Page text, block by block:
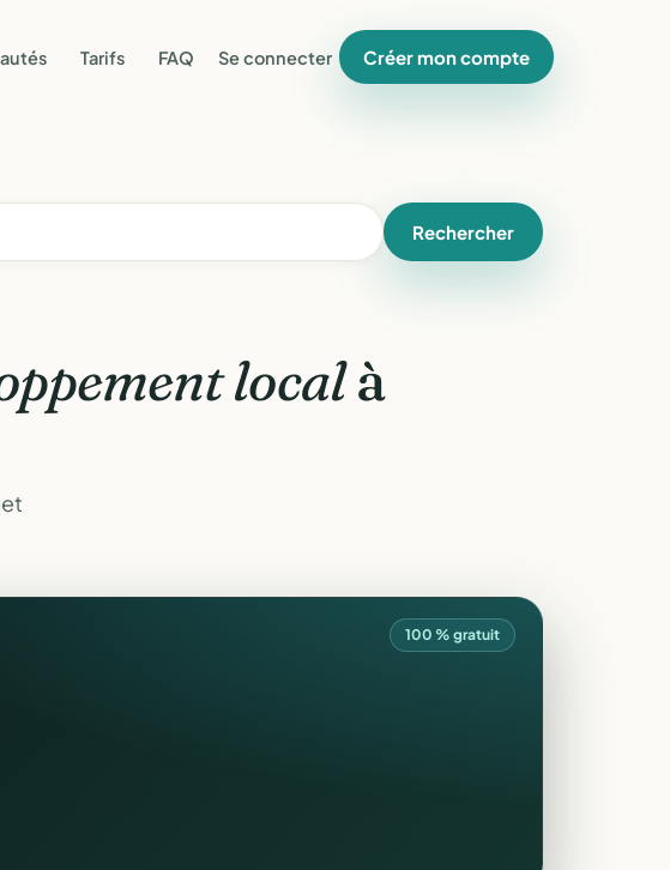
Tarifs FAQ Se connecter Créer mon compte
Rechercher
localà
100 % gratuit